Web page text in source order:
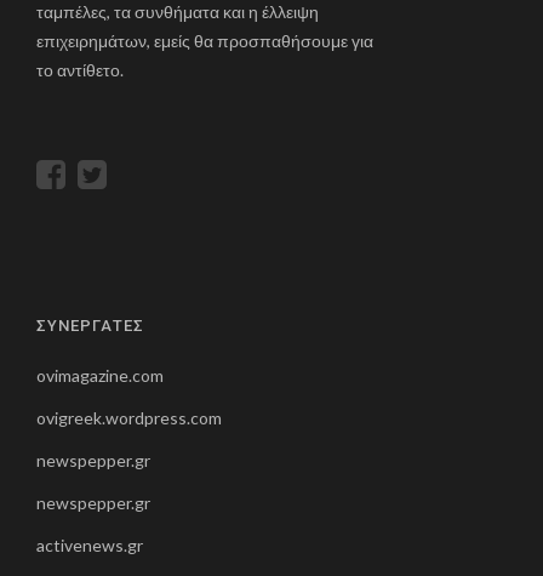
ταμπέλες, τα συνθήματα και η έλλειψη
επιχειρημάτων, εμείς θα προσπαθήσουμε για
το αντίθετο.
ΣΥΝΕΡΓΑΤΕΣ
ovimagazine.com
ovigreek.wordpress.com
newspepper.gr
newspepper.gr
activenews.gr